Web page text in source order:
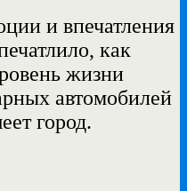
и впечатления
как
жизни
автомобилей
город.